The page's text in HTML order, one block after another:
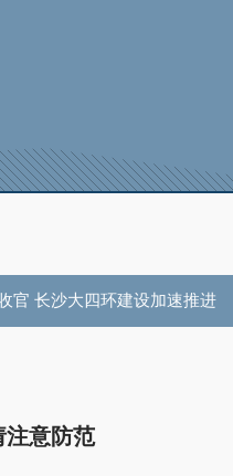
官 长沙大四环建设加速推进
注意防范